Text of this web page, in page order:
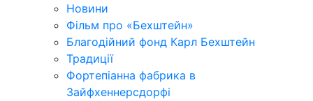
Новини
Фільм про «Бехштейн»
Благодійний фонд Карл Бехштейн
Традиції
Фортепіанна фабрика в
Зайфхеннерсдорфi